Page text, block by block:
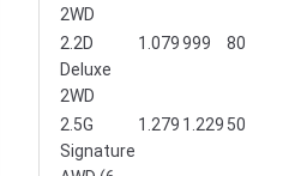
2WD
2.2D
Deluxe
2WD
1.079999 80
2.5G
Signature
1.279 1.229 50